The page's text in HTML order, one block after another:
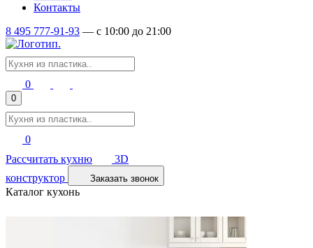
Контакты
8 495 777-91-93 — c 10:00 до 21:00
0
0
0
Рассчитать кухню
3D
конструктор
Заказать звонок
Каталог кухонь